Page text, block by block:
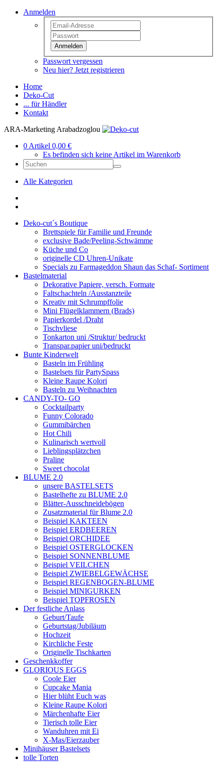
Anmelden
Anmelden
Passwort vergessen
Neu hier? Jetzt registrieren
Home
Deko-Cut
... für Händler
Kontakt
ARA-Marketing Arabadzoglou
0 Artikel 0,00 €
Es befinden sich keine Artikel im Warenkorb
Alle Kategorien
Deko-cut´s Boutique
Brettspiele für Familie und Freunde
exclusive Bade/Peeling-Schwämme
Küche und Co
originelle CD Uhren-Unikate
Specials zu Farmageddon Shaun das Schaf- Sortiment
Bastelmaterial
Dekorative Papiere, versch. Formate
Faltschachteln /Ausstanzteile
Kreativ mit Schrumpffolie
Mini Flügelklammern (Brads)
Papierkordel /Draht
Tischvliese
Tonkarton uni /Struktur/ bedruckt
Transpar.papier uni/bedruckt
Bunte Kinderwelt
Basteln im Frühling
Bastelsets für PartySpass
Kleine Raupe Kolori
Basteln zu Weihnachten
CANDY-TO- GO
Cocktailparty
Funny Colorado
Gummibärchen
Hot Chili
Kulinarisch wertvoll
Lieblingsplätzchen
Praline
Sweet chocolat
BLUME 2.0
unsere BASTELSETS
Bastelhefte zu BLUME 2.0
Blätter-Ausschneidebögen
Zusatzmaterial für Blume 2.0
Beispiel KAKTEEN
Beispiel ERDBEEREN
Beispiel ORCHIDEE
Beispiel OSTERGLOCKEN
Beispiel SONNENBLUME
Beispiel VEILCHEN
Beispiel ZWIEBELGEWÄCHSE
Beispiel REGENBOGEN-BLUME
Beispiel MINIGURKEN
Beispiel TOPFROSEN
Der festliche Anlass
Geburt/Taufe
Geburtstag/Jubiläum
Hochzeit
Kirchliche Feste
Originelle Tischkarten
Geschenkkoffer
GLORIOUS EGGS
Coole Eier
Cupcake Mania
Hier blüht Euch was
Kleine Raupe Kolori
Märchenhafte Eier
Tierisch tolle Eier
Wanduhren mit Ei
X-Mas/Eierzauber
Minihäuser Bastelsets
tolle Torten